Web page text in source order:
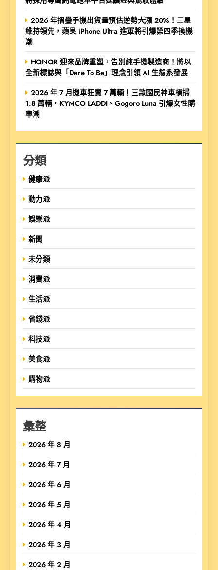
2026 年摺疊手機出貨量預估逆勢大漲 20%！三星
維持領先，蘋果 iPhone Ultra 進軍將引爆第四季換機
潮
HONOR 迎來品牌重塑，告別純手機製造商！將以
全新標誌與「Dare To Be」理念引領 AI 生態系發展
2026 年 7 月機車狂賣 7 萬輛！三款國民神車橫掃
1.8 萬輛，KYMCO LADDI、Gogoro Luna 引爆女性購
車潮
分類
健康派
動力派
娛樂派
新聞
未分類
消費派
生活派
省錢派
科技派
美食派
購物派
彙整
2026 年 8 月
2026 年 7 月
2026 年 6 月
2026 年 5 月
2026 年 4 月
2026 年 3 月
2026 年 2 月